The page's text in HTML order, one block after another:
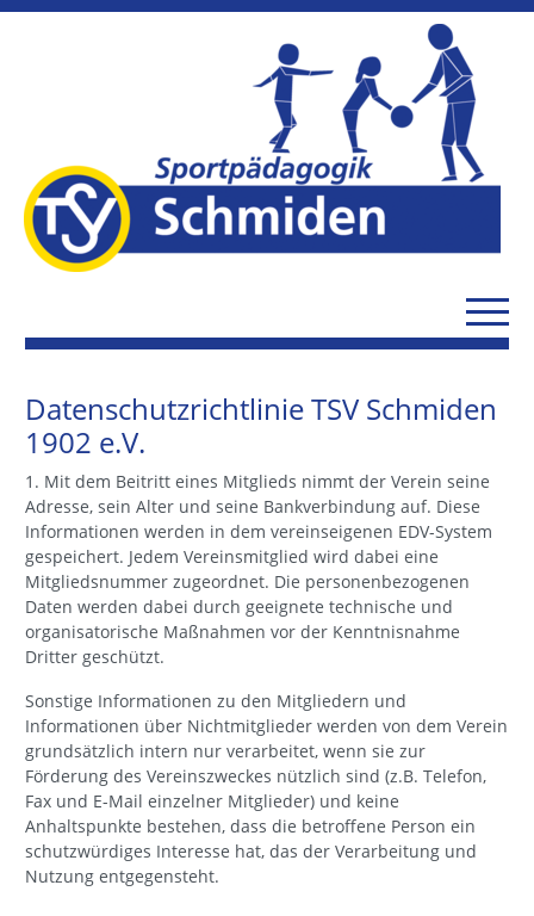
Datenschutzrichtlinie TSV Schmiden
1902 e.V.
1. Mit dem Beitritt eines Mitglieds nimmt der Verein seine
Adresse, sein Alter und seine Bankverbindung auf. Diese
Informationen werden in dem vereinseigenen EDV-System
gespeichert. Jedem Vereinsmitglied wird dabei eine
Mitgliedsnummer zugeordnet. Die personenbezogenen
Daten werden dabei durch geeignete technische und
organisatorische Maßnahmen vor der Kenntnisnahme
Dritter geschützt.
Sonstige Informationen zu den Mitgliedern und
Informationen über Nichtmitglieder werden von dem Verein
grundsätzlich intern nur verarbeitet, wenn sie zur
Förderung des Vereinszweckes nützlich sind (z.B. Telefon,
Fax und E-Mail einzelner Mitglieder) und keine
Anhaltspunkte bestehen, dass die betroffene Person ein
schutzwürdiges Interesse hat, das der Verarbeitung und
Nutzung entgegensteht.